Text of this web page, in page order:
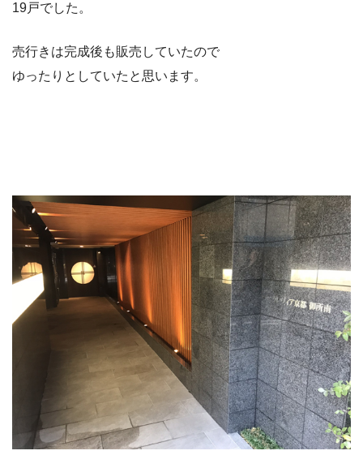
19戸でした。
売行きは完成後も販売していたので
ゆったりとしていたと思います。